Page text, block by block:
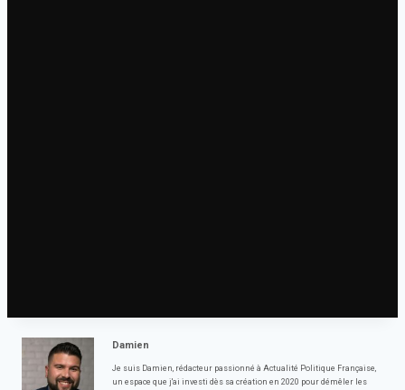
Damien
Je suis Damien, rédacteur passionné à Actualité Politique Française,
un espace que j'ai investi dès sa création en 2020 pour démêler les